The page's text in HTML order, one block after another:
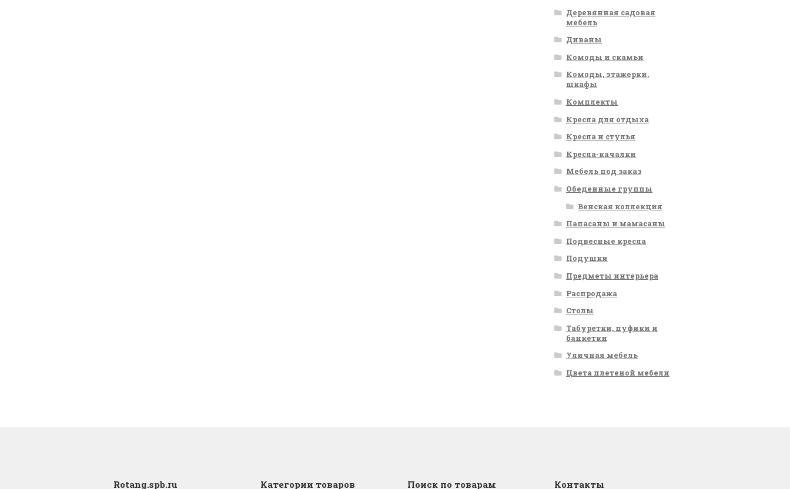
Деревянная садовая
мебель
Диваны
Комоды и скамьи
Комоды, этажерки,
шкафы
Комплекты
Кресла для отдыха
Кресла и стулья
Кресла-качалки
Мебель под заказ
Обеденные группы
Венская коллекция
Папасаны и мамасаны
Подвесные кресла
Подушки
Предметы интерьера
Распродажа
Столы
Табуретки, пуфики и
банкетки
Уличная мебель
Цвета плетеной мебели
Rotang.spb.ru Категории товаров Поиск по товарам Контакты